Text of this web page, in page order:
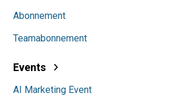
Abonnement
Teamabonnement
Events
AI Marketing Event